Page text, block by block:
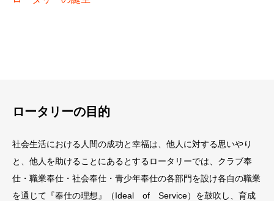
ロータリーの目的
社会生活における人間の成功と幸福は、他人に対する思いやり
と、他人を助けることにあるとするロータリーでは、クラブ奉
仕・職業奉仕・社会奉仕・青少年奉仕の各部門を設け各自の職業
を通じて『奉仕の理想』（Ideal of Service）を鼓吹し、育成